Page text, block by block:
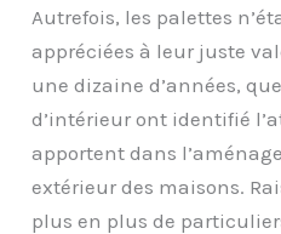
Autrefois, les palettes
appréciées à leur juste
une dizaine d’années,
d’intérieur ont identifié
apportent dans
extérieur des maisons.
plus en plus de